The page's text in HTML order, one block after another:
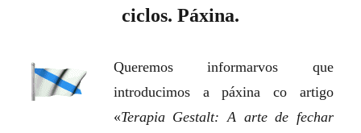
ciclos. Páxina.
Queremos informarvos que
introducimos a páxina co artigo
«Terapia Gestalt: A arte de fechar